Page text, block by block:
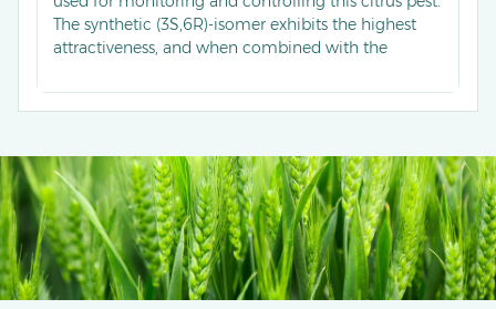
The synthetic (3S,6R)-isomer exhibits the highest
attractiveness, and when combined with the
effectively interferes with male orientation to
females, reducing mating success and population